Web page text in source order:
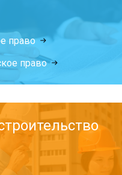
право
право